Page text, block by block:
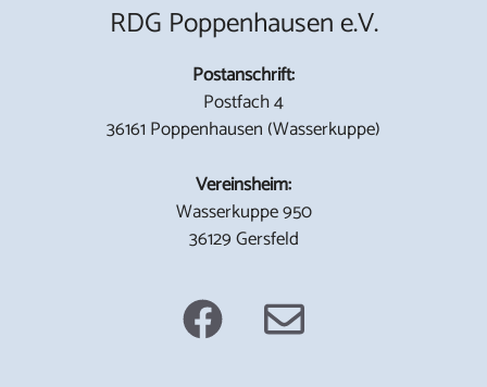
RDG Poppenhausen e.V.
Postanschrift:
Postfach 4
36161 Poppenhausen (Wasserkuppe)
Vereinsheim:
Wasserkuppe 950
36129 Gersfeld